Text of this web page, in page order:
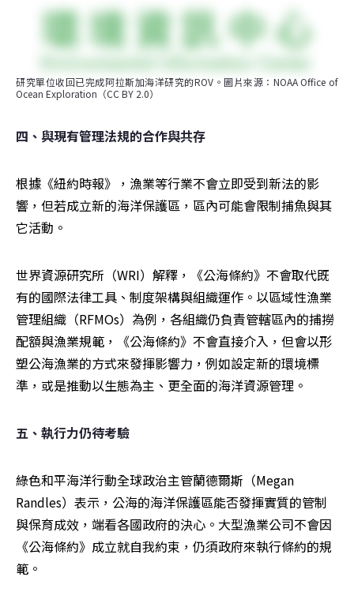
研究單位收回已完成阿拉斯加海洋研究的ROV。圖片來源：NOAA Office of
Ocean Exploration（CC BY 2.0）
四、與現有管理法規的合作與共存
根據《紐約時報》，漁業等行業不會立即受到新法的影
響，但若成立新的海洋保護區，區內可能會限制捕魚與其
它活動。
世界資源研究所（WRI）解釋，《公海條約》不會取代既
有的國際法律工具、制度架構與組織運作。以區域性漁業
管理組織（RFMOs）為例，各組織仍負責管轄區內的捕撈
配額與漁業規範，《公海條約》不會直接介入，但會以形
塑公海漁業的方式來發揮影響力，例如設定新的環境標
準，或是推動以生態為主、更全面的海洋資源管理。
五、執行力仍待考驗
綠色和平海洋行動全球政治主管蘭德爾斯（Megan
Randles）表示，公海的海洋保護區能否發揮實質的管制
與保育成效，端看各國政府的決心。大型漁業公司不會因
《公海條約》成立就自我約束，仍須政府來執行條約的規
範。